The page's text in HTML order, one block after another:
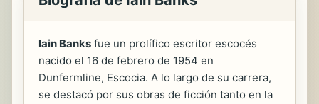
Iain Banks fue un prolífico escritor escocés
nacido el 16 de febrero de 1954 en
Dunfermline, Escocia. A lo largo de su carrera,
se destacó por sus obras de ficción tanto en la